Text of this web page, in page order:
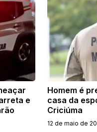
e
Homem é
casa da
Criciúma
12 de maio de